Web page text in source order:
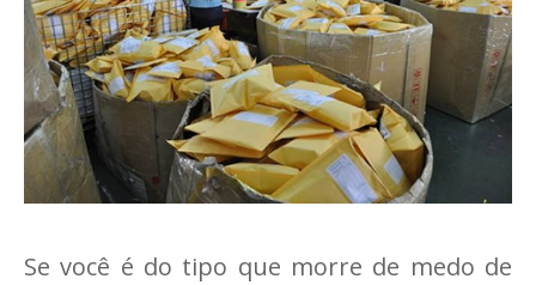
Se você é do tipo que morre de medo de